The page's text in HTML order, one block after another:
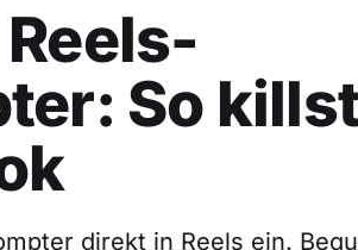
So
direkt in Reels ein.